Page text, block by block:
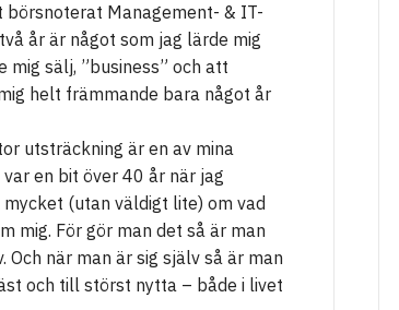
Management- & IT-
år är något som jag lärde mig
mig sälj, ”business” och att
helt främmande bara något år
utsträckning är en av mina
en bit över 40 år när jag
(utan väldigt lite) om vad
mig. För gör man det så är man
när man är sig själv så är man
och till störst nytta – både i livet